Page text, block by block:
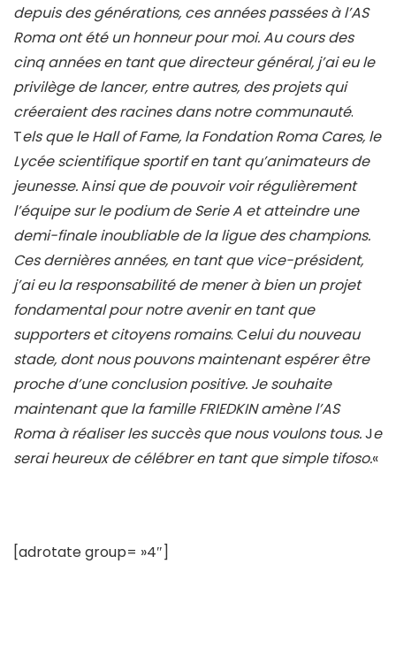
depuis des générations, ces années passées à l’AS
Roma ont été un honneur pour moi. Au cours des
cinq années en tant que directeur général, j’ai eu le
privilège de lancer, entre autres, des projets qui
créeraient des racines dans notre communauté.
Tels que le Hall of Fame, la Fondation Roma Cares, le
Lycée scientifique sportif en tant qu’animateurs de
jeunesse.Ainsi que de pouvoir voir régulièrement
l’équipe sur le podium de Serie A et atteindre une
demi-finale inoubliable de la ligue des champions.
Ces dernières années, en tant que vice-président,
j’ai eu la responsabilité de mener à bien un projet
fondamental pour notre avenir en tant que
supporters et citoyens romains. Celui du nouveau
stade, dont nous pouvons maintenant espérer être
proche d’une conclusion positive. Je souhaite
maintenant que la famille FRIEDKIN amène l’AS
Roma à réaliser les succès que nous voulons tous.Je
serai heureux de célébrer en tant que simple tifoso.«
[adrotate group= »4″]